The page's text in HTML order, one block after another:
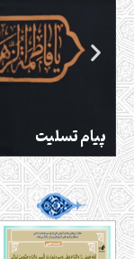
پیام تسلیت